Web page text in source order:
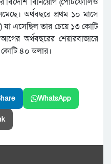
অর্থবছরে প্রথম ১০ মা‌সে
যা এসেছিল তার চেয়ে ১৩ কোটি
অর্থবছরের শেয়ারবাজারে
কোটি ৪০ ডলার।
WhatsApp